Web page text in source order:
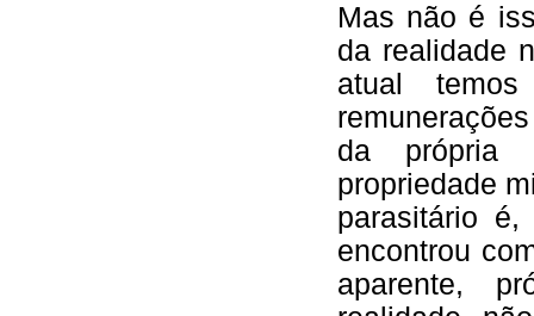
Mas não é
da realidade
atual
da própria
propriedade
parasitário
encontrou
aparente,